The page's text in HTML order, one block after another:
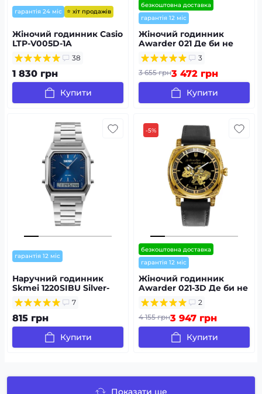
гарантія 24 міс ⭐ хіт продажів
Жіночий годинник Casio
LTP-V005D-1A
38
1 830 грн
Купити
безкоштовна доставка
гарантія 12 міс
Жіночий годинник
Awarder 021 Де би не
була Gold-Black-Black
3
3 655 грн3 472 грн
Купити
гарантія 12 міс
Наручний годинник
Skmei 1220SIBU Silver-
Blue
7
815 грн
Купити
-5%
безкоштовна доставка
гарантія 12 міс
Жіночий годинник
Awarder 021-3D Де би не
була Gold-Black-Black
Leather
2
4 155 грн3 947 грн
Купити
Показати ще